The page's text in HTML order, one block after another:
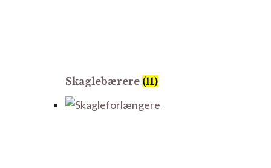
Skaglebærere (11)